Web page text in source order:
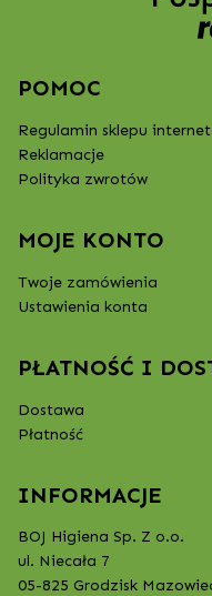
POMOC
Regulamin sklepu
Reklamacje
Polityka zwrotów
MOJE KONTO
Twoje zamówienia
Ustawienia konta
PŁATNOŚĆ I
Dostawa
Płatność
INFORMACJE
BOJ Higiena Sp. Z o.o.
ul. Niecała 7
05-825 Grodzisk